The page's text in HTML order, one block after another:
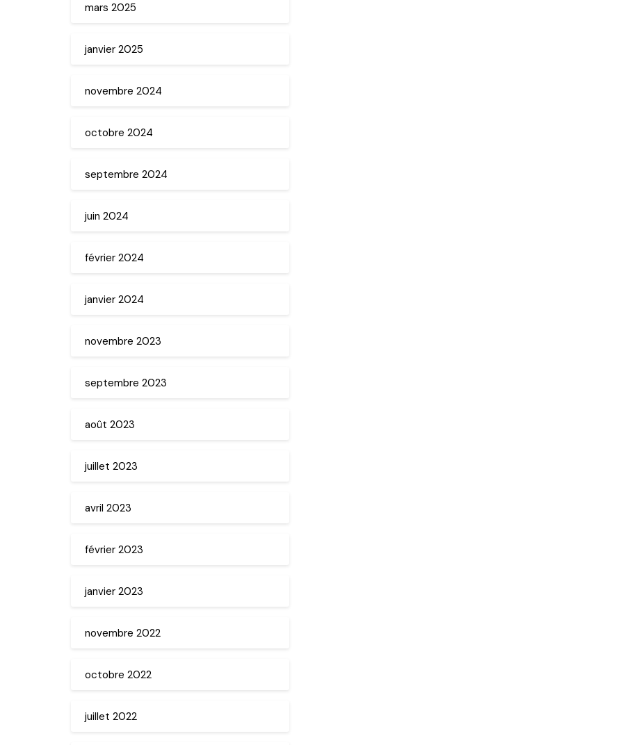
mars 2025
janvier 2025
novembre 2024
octobre 2024
septembre 2024
juin 2024
février 2024
janvier 2024
novembre 2023
septembre 2023
août 2023
juillet 2023
avril 2023
février 2023
janvier 2023
novembre 2022
octobre 2022
juillet 2022